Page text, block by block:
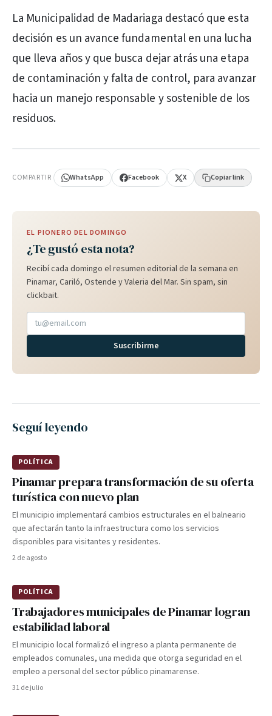
La Municipalidad de Madariaga destacó que esta
decisión es un avance fundamental en una lucha
que lleva años y que busca dejar atrás una etapa
de contaminación y falta de control, para avanzar
hacia un manejo responsable y sostenible de los
residuos.
COMPARTIR WhatsApp Facebook X Copiar link
EL PIONERO DEL DOMINGO
¿Te gustó esta nota?
Recibí cada domingo el resumen editorial de la semana en
Pinamar, Cariló, Ostende y Valeria del Mar. Sin spam, sin
clickbait.
Suscribirme
Seguí leyendo
POLÍTICA
Pinamar prepara transformación de su oferta
turística con nuevo plan
El municipio implementará cambios estructurales en el balneario
que afectarán tanto la infraestructura como los servicios
disponibles para visitantes y residentes.
2 de agosto
POLÍTICA
Trabajadores municipales de Pinamar logran
estabilidad laboral
El municipio local formalizó el ingreso a planta permanente de
empleados comunales, una medida que otorga seguridad en el
empleo a personal del sector público pinamarense.
31 de julio